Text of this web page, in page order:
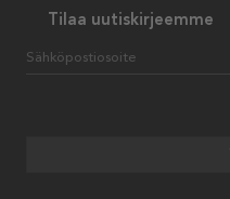
Tilaa uutiskirjeemme
Sähköpostiosoite